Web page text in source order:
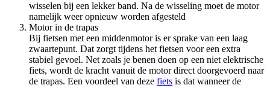
wisselen bij een lekker band. Na de wisseling moet de motor
namelijk weer opnieuw worden afgesteld
Motor in de trapas
Bij fietsen met een middenmotor is er sprake van een laag
zwaartepunt. Dat zorgt tijdens het fietsen voor een extra
stabiel gevoel. Net zoals je benen doen op een niet elektrische
fiets, wordt de kracht vanuit de motor direct doorgevoerd naar
de trapas. Een voordeel van deze fiets is dat wanneer de